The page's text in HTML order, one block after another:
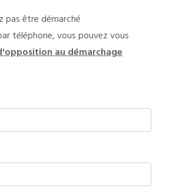
pas être démarché
téléphone, vous pouvez vous
au démarchage